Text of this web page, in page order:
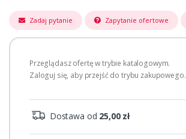
Zadaj pytanie Zapytanie ofertowe
Przeglądasz ofertę w trybie katalogowym.
Zaloguj się, aby przejść do trybu zakupowego.
Dostawa od 25,00 zł